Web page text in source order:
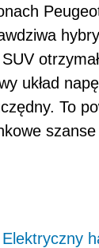
układ
To